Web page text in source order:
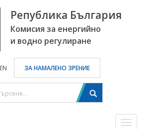
Република България
Комисия за енергийно
и водно регулиране
EN ЗА НАМАЛЕНО ЗРЕНИЕ
Toggle